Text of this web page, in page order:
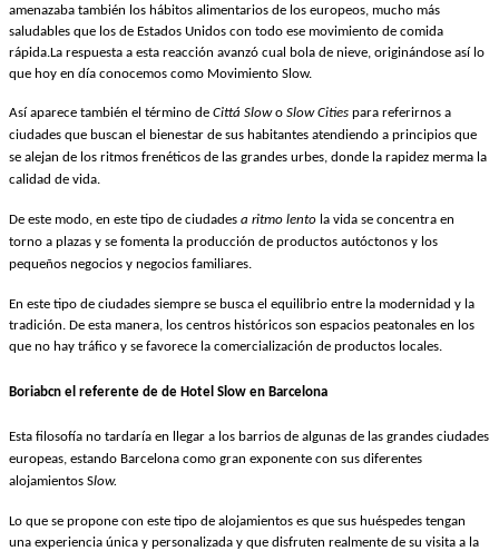
amenazaba también los hábitos alimentarios de los europeos, mucho más
saludables que los de Estados Unidos con todo ese movimiento de comida
rápida.La respuesta a esta reacción avanzó cual bola de nieve, originándose así lo
que hoy en día conocemos como Movimiento Slow.
Así aparece también el término de Cittá Slowo Slow Cities para referirnos a
ciudades que buscan el bienestar de sus habitantes atendiendo a principios que
se alejan de los ritmos frenéticos de las grandes urbes, donde la rapidez merma la
calidad de vida.
De este modo, en este tipo de ciudades a ritmo lento la vida se concentra en
torno a plazas y se fomenta la producción de productos autóctonos y los
pequeños negocios y negocios familiares.
En este tipo de ciudades siempre se busca el equilibrio entre la modernidad y la
tradición. De esta manera, los centros históricos son espacios peatonales en los
que no hay tráfico y se favorece la comercialización de productos locales.
Boriabcn el referente de de Hotel Slow en Barcelona
Esta filosofía no tardaría en llegar a los barrios de algunas de las grandes ciudades
europeas, estando Barcelona como gran exponente con sus diferentes
alojamientos Slow.
Lo que se propone con este tipo de alojamientos es que sus huéspedes tengan
una experiencia única y personalizada y que disfruten realmente de su visita a la